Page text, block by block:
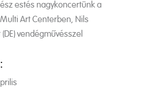
estés nagykoncertünk a
Art Centerben, Nils
(DE) vendégművésszel